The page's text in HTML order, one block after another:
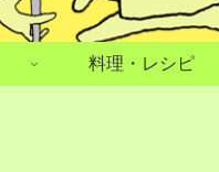
料理・レシピ